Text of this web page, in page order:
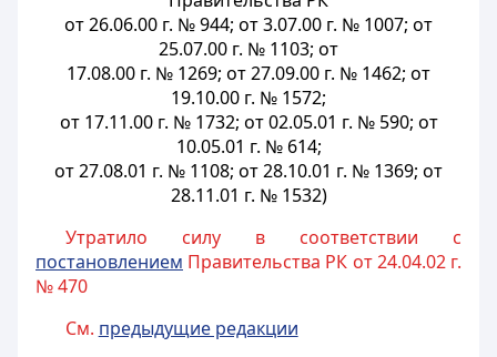
от 26.06.00 г. № 944; от 3.07.00 г. № 1007; от
25.07.00 г. № 1103; от
17.08.00 г. № 1269; от 27.09.00 г. № 1462; от
19.10.00 г. № 1572;
от 17.11.00 г. № 1732; от 02.05.01 г. № 590; от
10.05.01 г. № 614;
от 27.08.01 г. № 1108; от 28.10.01 г. № 1369; от
28.11.01 г. № 1532)
Утратило силу в соответствии с
постановлением Правительства РК от 24.04.02 г.
№ 470
См. предыдущие редакции